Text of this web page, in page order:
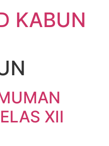
KABUN
XII